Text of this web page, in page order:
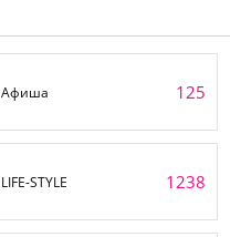
Афиша 125
LIFE-STYLE 1238